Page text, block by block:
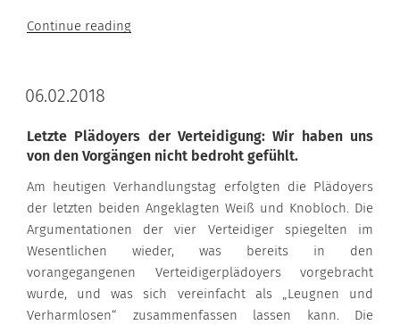
Continue reading“27.02.2018”
06.02.2018
Letzte Plädoyers der Verteidigung: Wir haben uns
von den Vorgängen nicht bedroht gefühlt.
Am heutigen Verhandlungstag erfolgten die Plädoyers
der letzten beiden Angeklagten Weiß und Knobloch. Die
Argumentationen der vier Verteidiger spiegelten im
Wesentlichen wieder, was bereits in den
vorangegangenen Verteidigerplädoyers vorgebracht
wurde, und was sich vereinfacht als „Leugnen und
Verharmlosen“ zusammenfassen lassen kann. Die